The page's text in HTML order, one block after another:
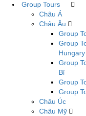
Group Tours
Châu Á
Châu Âu
Group
Group
Group
Bỉ
Group
Group
Châu Úc
Châu Mỹ